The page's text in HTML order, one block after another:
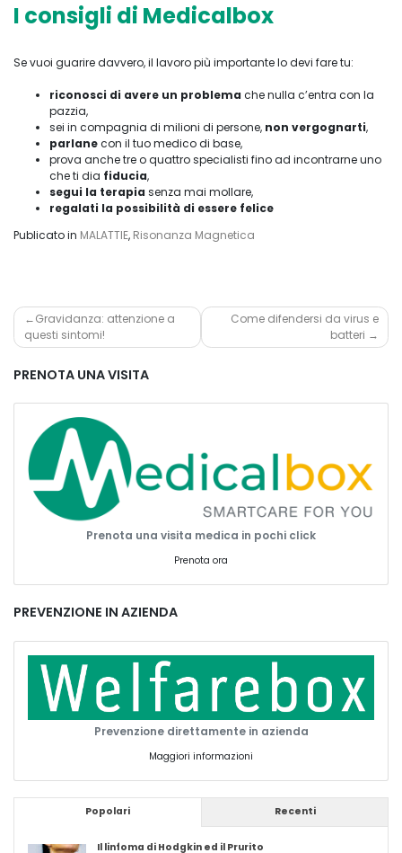
I consigli di Medicalbox
Se vuoi guarire davvero, il lavoro più importante lo devi fare tu:
riconosci di avere un problema che nulla c’entra con la
pazzia,
sei in compagnia di milioni di persone, non vergognarti,
parlanecon il tuo medico di base,
prova anche tre o quattro specialisti fino ad incontrarne uno
che ti dia fiducia,
segui la terapia senza mai mollare,
regalati la possibilità di essere felice
Publicato in MALATTIE, Risonanza Magnetica
Navigazione
articoli
Gravidanza: attenzione a
questi sintomi!
Come difendersi da virus e
batteri
PRENOTA UNA VISITA
Prenota una visita medica in pochi click
Prenota ora
PREVENZIONE IN AZIENDA
Prevenzione direttamente in azienda
Maggiori informazioni
Popolari Recenti
Il linfoma di Hodgkin ed il Prurito